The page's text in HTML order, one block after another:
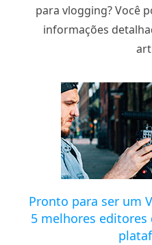
para vlogging? Você
informações
Pronto para ser um
5 melhores editores